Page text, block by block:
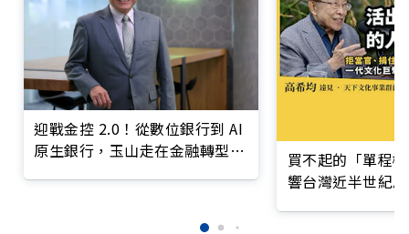
迎戰金控 2.0！從數位銀行到 AI
原生銀行，玉山走在金融轉型最
買不起的「單程
響台灣近半世紀